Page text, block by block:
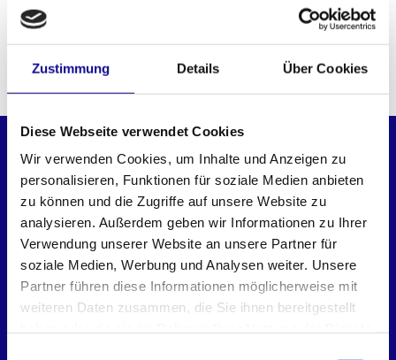
Zustimmung Details Über Cookies
Diese Webseite verwendet Cookies
Wir verwenden Cookies, um Inhalte und Anzeigen zu
personalisieren, Funktionen für soziale Medien anbieten
zu können und die Zugriffe auf unsere Website zu
analysieren. Außerdem geben wir Informationen zu Ihrer
Verwendung unserer Website an unsere Partner für
soziale Medien, Werbung und Analysen weiter. Unsere
Partner führen diese Informationen möglicherweise mit
weiteren Daten zusammen, die Sie ihnen bereitgestellt
Schritt für Schritt per Videoanleitung sicher und schnell
zur fertigen Montage, oder schau es Dir gleich
HIERan.
PASST PERFEKT DAZU
BASELINE